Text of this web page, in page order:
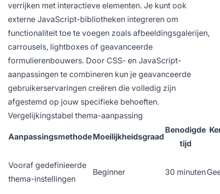
verrijken met interactieve elementen. Je kunt ook
externe JavaScript-bibliotheken integreren om
functionaliteit toe te voegen zoals afbeeldingsgalerijen,
carrousels, lightboxes of geavanceerde
formulierenbouwers. Door CSS- en JavaScript-
aanpassingen te combineren kun je geavanceerde
gebruikerservaringen creëren die volledig zijn
afgestemd op jouw specifieke behoeften.
Vergelijkingstabel thema-aanpassing
AanpassingsmethodeMoeilijkheidsgraad
Benodigde
tijd
Vooraf gedefinieerde
thema-instellingen
Beginner 30 minuten